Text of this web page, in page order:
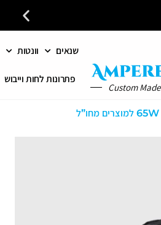
Custom Made
שנאים וונטות
פתרונות לחות וייבוש